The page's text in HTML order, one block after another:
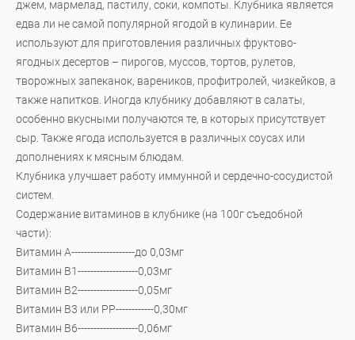
джем, мармелад, пастилу, соки, компоты. Клубника является
едва ли не самой популярной ягодой в кулинарии. Ее
используют для приготовления различных фруктово-
ягодных десертов – пирогов, муссов, тортов, рулетов,
творожных запеканок, вареников, профитролей, чизкейков, а
также напитков. Иногда клубнику добавляют в салаты,
особенно вкусными получаются те, в которых присутствует
сыр. Также ягода используется в различных соусах или
дополнениях к мясным блюдам.
Клубника улучшает работу иммунной и сердечно-сосудистой
систем.
Содержание витаминов в клубнике (на 100г съедобной
части):
Витамин А--------------------до 0,03мг
Витамин В1-------------------0,03мг
Витамин В2-------------------0,05мг
Витамин В3 или РР------------0,30мг
Витамин В6-------------------0,06мг